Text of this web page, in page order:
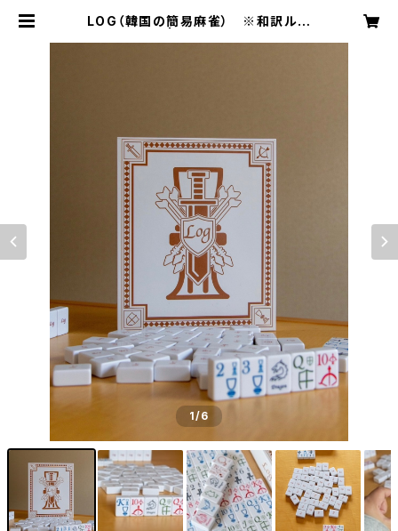
LOG（韓国の簡易麻雀） ※和訳ルー
1/6